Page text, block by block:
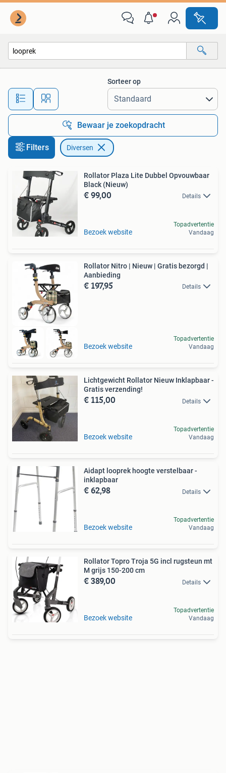
Alle afstanden…
Sorteer op
Bewaar je zoekopdracht
Filters Diversen
Rollator Plaza Lite Dubbel Opvouwbaar
Black (Nieuw)
€ 99,00 Details
Bezoek website
Topadvertentie
Vandaag
Rollator Nitro | Nieuw | Gratis bezorgd |
Aanbieding
€ 197,95 Details
Bezoek website
Topadvertentie
Vandaag
Lichtgewicht Rollator Nieuw Inklapbaar -
Gratis verzending!
€ 115,00 Details
Bezoek website
Topadvertentie
Vandaag
Aidapt looprek hoogte verstelbaar -
inklapbaar
€ 62,98 Details
Bezoek website
Topadvertentie
Vandaag
Rollator Topro Troja 5G incl rugsteun mt
M grijs 150-200 cm
€ 389,00 Details
Bezoek website
Topadvertentie
Vandaag